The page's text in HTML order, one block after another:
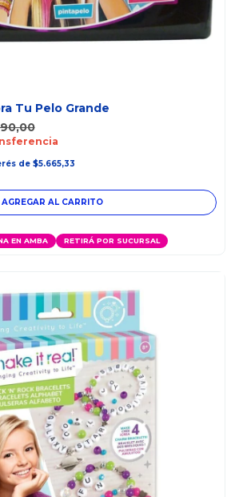
Tu Pelo Grande
de $5.665,33
EN AMBA RETIRÁ POR SUCURSAL